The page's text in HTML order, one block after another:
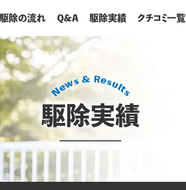
駆除の流れ Q&A 駆除実績 クチコミ一覧
駆除実績